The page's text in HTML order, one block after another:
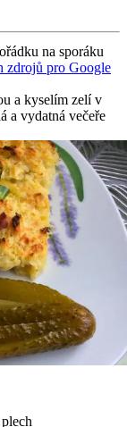
na sporáku
zdrojů pro Google
a kyselím zelí v
a vydatná večeře